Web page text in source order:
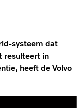
systeem dat
resulteert in
heeft de Volvo